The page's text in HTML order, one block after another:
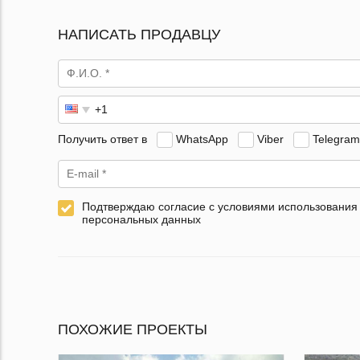
НАПИСАТЬ ПРОДАВЦУ
Получить ответ в WhatsApp Viber Telegram
Подтверждаю согласие с условиями использования
персональных данных
ПОХОЖИЕ ПРОЕКТЫ